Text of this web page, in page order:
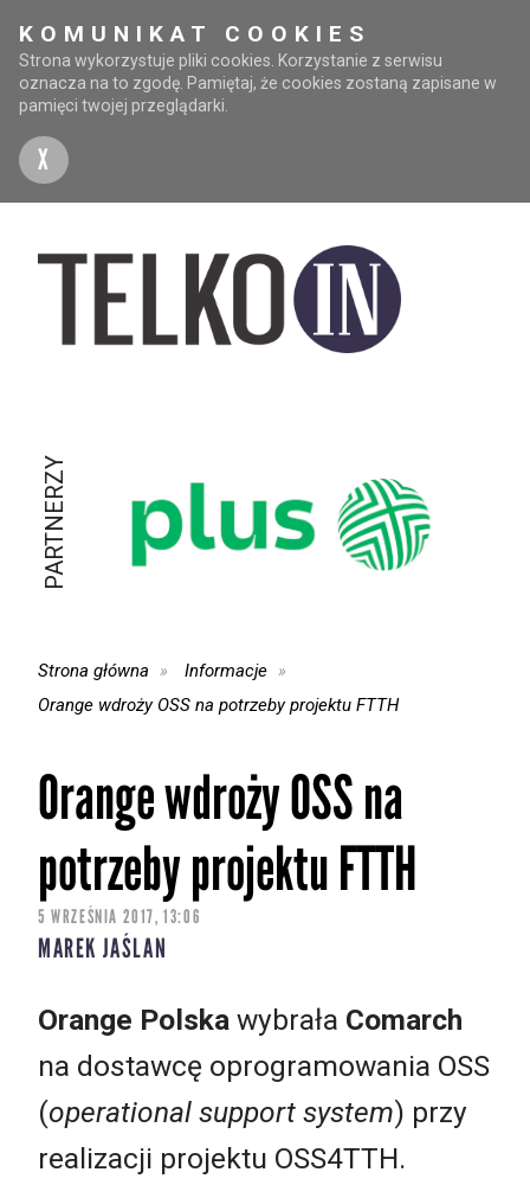
KOMUNIKAT COOKIES
Strona wykorzystuje pliki cookies. Korzystanie z serwisu
oznacza na to zgodę. Pamiętaj, że cookies zostaną zapisane w
pamięci twojej przeglądarki.
X
PARTNERZY
Strona główna
Informacje
Orange wdroży OSS na potrzeby projektu FTTH
Orange wdroży OSS na
potrzeby projektu FTTH
5 WRZEŚNIA 2017, 13:06
MAREK JAŚLAN
Orange Polska wybrała Comarch
na dostawcę oprogramowania OSS
(operational support system) przy
realizacji projektu OSS4TTH.